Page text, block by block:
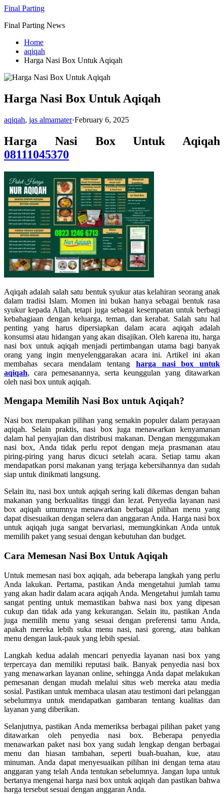
Skip
content
Final Parting
Final Parting News
Home
aqiqah
Harga Nasi Box Untuk Aqiqah
Harga Nasi Box Untuk Aqiqah
aqiqah, jas almamater·February 6, 2025
Harga Nasi Box Untuk Aqiqah
08111045370
Aqiqah adalah salah satu bentuk syukur atas kelahiran seorang anak
dalam tradisi Islam. Momen ini bukan hanya sebagai bentuk rasa
syukur kepada Allah, tetapi juga sebagai kesempatan untuk berbagi
kebahagiaan dengan keluarga, teman, dan kerabat. Salah satu hal
penting yang harus dipersiapkan dalam acara aqiqah adalah
konsumsi atau hidangan yang akan disajikan. Oleh karena itu, harga
nasi box untuk aqiqah menjadi pertimbangan utama bagi banyak
orang yang ingin menyelenggarakan acara ini. Artikel ini akan
membahas secara mendalam tentang harga nasi box untuk
aqiqah, cara pemesanannya, serta keunggulan yang ditawarkan
oleh nasi box untuk aqiqah.
Mengapa Memilih Nasi Box untuk Aqiqah?
Nasi box merupakan pilihan yang semakin populer dalam perayaan
aqiqah. Selain praktis, nasi box juga menawarkan kenyamanan
dalam hal penyajian dan distribusi makanan. Dengan menggunakan
nasi box, Anda tidak perlu repot dengan meja prasmanan atau
piring-piring yang harus dicuci setelah acara. Setiap tamu akan
mendapatkan porsi makanan yang terjaga kebersihannya dan sudah
siap untuk dinikmati langsung.
Selain itu, nasi box untuk aqiqah sering kali dikemas dengan bahan
makanan yang berkualitas tinggi dan lezat. Penyedia layanan nasi
box aqiqah umumnya menawarkan berbagai pilihan menu yang
dapat disesuaikan dengan selera dan anggaran Anda. Harga nasi box
untuk aqiqah juga sangat bervariasi, memungkinkan Anda untuk
memilih paket yang sesuai dengan kebutuhan dan budget.
Cara Memesan Nasi Box Untuk Aqiqah
Untuk memesan nasi box aqiqah, ada beberapa langkah yang perlu
Anda lakukan. Pertama, pastikan Anda mengetahui jumlah tamu
yang akan hadir dalam acara aqiqah Anda. Mengetahui jumlah tamu
sangat penting untuk memastikan bahwa nasi box yang dipesan
cukup dan tidak ada yang kekurangan. Selain itu, pastikan Anda
juga memilih menu yang sesuai dengan preferensi tamu Anda,
apakah mereka lebih suka menu nasi, nasi goreng, atau bahkan
menu dengan lauk-pauk yang lebih spesial.
Langkah kedua adalah mencari penyedia layanan nasi box yang
terpercaya dan memiliki reputasi baik. Banyak penyedia nasi box
yang menawarkan layanan online, sehingga Anda dapat melakukan
pemesanan dengan mudah melalui situs web mereka atau media
sosial. Pastikan untuk membaca ulasan atau testimoni dari pelanggan
sebelumnya untuk mendapatkan gambaran tentang kualitas dan
layanan yang diberikan.
Selanjutnya, pastikan Anda memeriksa berbagai pilihan paket yang
ditawarkan oleh penyedia nasi box. Beberapa penyedia
menawarkan paket nasi box yang sudah lengkap dengan berbagai
menu dan hiasan tambahan, seperti buah-buahan, kue, atau
minuman. Anda dapat menyesuaikan pilihan ini dengan tema atau
anggaran yang telah Anda tentukan sebelumnya. Jangan lupa untuk
bertanya mengenai harga nasi box untuk aqiqah dan pastikan bahwa
harga tersebut sesuai dengan anggaran Anda.